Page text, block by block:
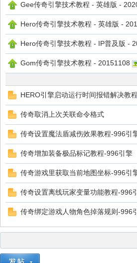
免
Gee传奇引擎技术教程 - 英雄版 -
Hero传奇引擎技术教程 - 英雄版 -
Hero传奇引擎技术教程 - IP普及版 -
Gom传奇引擎技术教程 - 20151108
HERO引擎启动运行时间报错解决教程
传奇取消上次关联命令格式
传奇设置魔法盾减伤效果教程-996引
传奇增加装备极品标记教程-996引擎
传奇游戏里获取当前地图坐标-996引
传奇设置离线玩家变量功能教程-996
传奇绑定游戏人物角色掉落规则-996